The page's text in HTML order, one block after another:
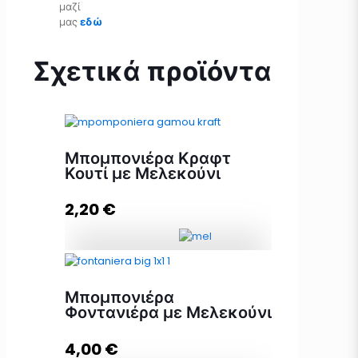
μαζί
μαςεδώ
Σχετικά προϊόντα
Μπομπονιέρα Κραφτ
Κουτί με Μελεκούνι
2,20€
Μελεκούνι ποσότητα
Προσθήκη στο καλάθι
Μπομπονιέρα
Φοντανιέρα με Μελεκούνι
4,00€